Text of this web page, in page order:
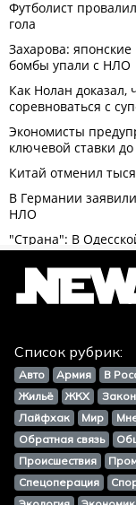
Список рубрик:
Авто Армия В
Жильё
ЖКХ
Лайфхак
Мир
Обратная связь
Происшествия
Спецоперация